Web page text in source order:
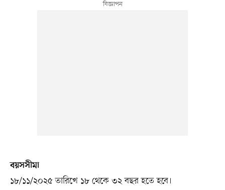
বয়সসীমা
১৮/১১/২০২৫ তারিখে ১৮ থেকে ৩২ বছর হতে হবে।